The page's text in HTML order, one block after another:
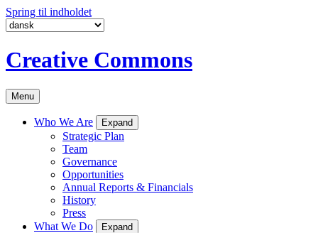
Spring til indholdet
Creative Commons
Menu
Who We Are Expand
Strategic Plan
Team
Governance
Opportunities
Annual Reports & Financials
History
Press
What We Do
Expand